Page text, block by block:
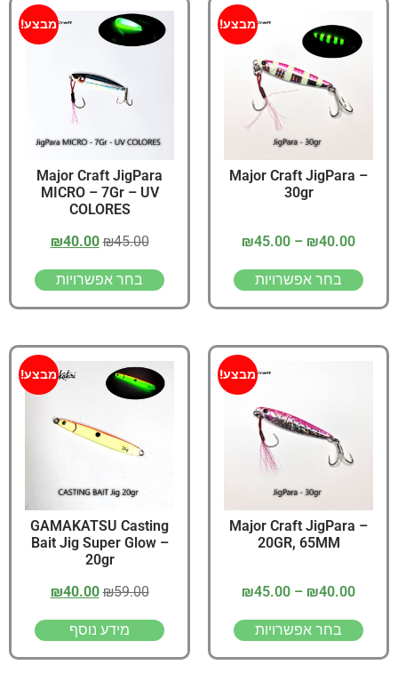
מבצע!
Major Craft JigPara –
30gr
₪40.00
–
₪45.00
בחר אפשרויות
מבצע!
Major Craft JigPara
MICRO – 7Gr – UV
COLORES
₪45.00
₪40.00
בחר אפשרויות
מבצע!
Major Craft JigPara –
20GR, 65MM
₪40.00
–
₪45.00
בחר אפשרויות
מבצע!
GAMAKATSU Casting
Bait Jig Super Glow –
20gr
₪59.00
₪40.00
מידע נוסף